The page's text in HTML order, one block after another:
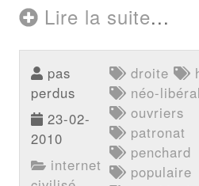
Lire la suite...
pas
perdus
23-02-
2010
internet
droite
néo-
ouvriers
patronat
penchard
populaire